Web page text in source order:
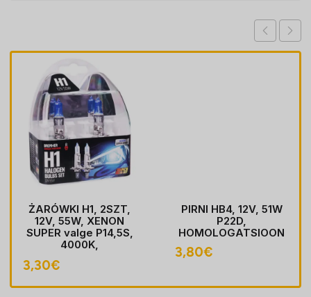
ŻARÓWKI H1, 2SZT,
12V, 55W, XENON
SUPER valge P14,5S,
4000K,
3,30€
PIRNI HB4, 12V, 51W
P22D,
HOMOLOGATSIOON
3,80€